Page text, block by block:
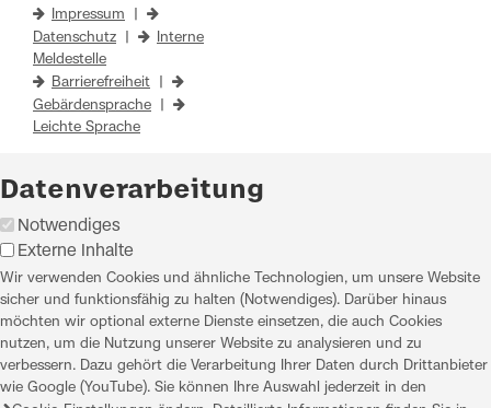
Impressum
Datenschutz
Interne
Meldestelle
Barrierefreiheit
Gebärdensprache
Leichte Sprache
Datenverarbeitung
Notwendiges
Externe Inhalte
Wir verwenden Cookies und ähnliche Technologien, um unsere Website
sicher und funktionsfähig zu halten (Notwendiges). Darüber hinaus
möchten wir optional externe Dienste einsetzen, die auch Cookies
nutzen, um die Nutzung unserer Website zu analysieren und zu
verbessern. Dazu gehört die Verarbeitung Ihrer Daten durch Drittanbieter
wie Google (YouTube). Sie können Ihre Auswahl jederzeit in den